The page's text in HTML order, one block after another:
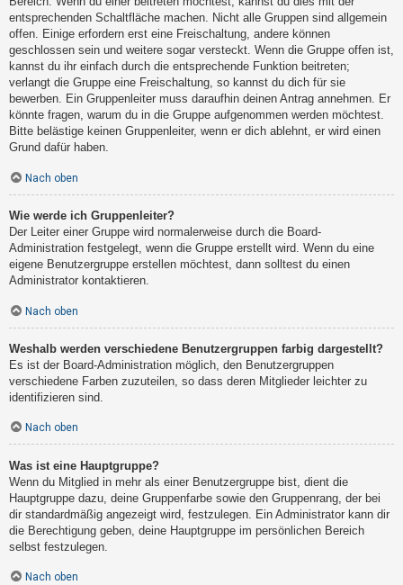
entsprechenden Schaltfläche machen. Nicht alle Gruppen sind allgemein
offen. Einige erfordern erst eine Freischaltung, andere können
geschlossen sein und weitere sogar versteckt. Wenn die Gruppe offen ist,
kannst du ihr einfach durch die entsprechende Funktion beitreten;
verlangt die Gruppe eine Freischaltung, so kannst du dich für sie
bewerben. Ein Gruppenleiter muss daraufhin deinen Antrag annehmen. Er
könnte fragen, warum du in die Gruppe aufgenommen werden möchtest.
Bitte belästige keinen Gruppenleiter, wenn er dich ablehnt, er wird einen
Grund dafür haben.
Nach oben
Wie werde ich Gruppenleiter?
Der Leiter einer Gruppe wird normalerweise durch die Board-
Administration festgelegt, wenn die Gruppe erstellt wird. Wenn du eine
eigene Benutzergruppe erstellen möchtest, dann solltest du einen
Administrator kontaktieren.
Nach oben
Weshalb werden verschiedene Benutzergruppen farbig dargestellt?
Es ist der Board-Administration möglich, den Benutzergruppen
verschiedene Farben zuzuteilen, so dass deren Mitglieder leichter zu
identifizieren sind.
Nach oben
Was ist eine Hauptgruppe?
Wenn du Mitglied in mehr als einer Benutzergruppe bist, dient die
Hauptgruppe dazu, deine Gruppenfarbe sowie den Gruppenrang, der bei
dir standardmäßig angezeigt wird, festzulegen. Ein Administrator kann dir
die Berechtigung geben, deine Hauptgruppe im persönlichen Bereich
selbst festzulegen.
Nach oben